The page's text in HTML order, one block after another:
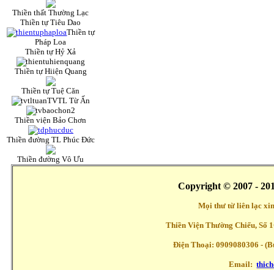
Thiền thất Thường Lạc
Thiền tự Tiêu Dao
Thiền tự
Pháp Loa
Thiền tự Hỷ Xả
Thiền tự Hiiện Quang
Thiền tự Tuệ Căn
TVTL Từ Ấn
Thiền viện Bảo Chơn
Thiền đường TL Phúc Đức
Thiền đường Vô Ưu
Copyright © 2007 -
Mọi thư từ liên lạc
Thiền Viện Thường Chiếu, Số
Điện Thoại: 0909080306 -
Email: